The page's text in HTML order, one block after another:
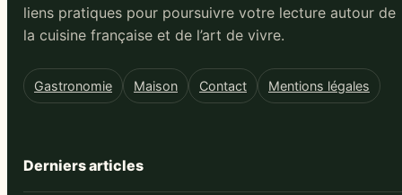
liens pratiques pour poursuivre votre lecture autour de
la cuisine française et de l’art de vivre.
Gastronomie Maison Contact Mentions légales
Derniers articles